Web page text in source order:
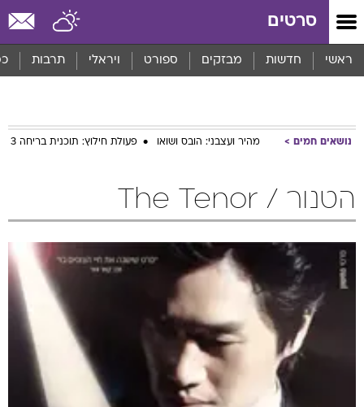
סרטים
ראשי חדשות מבזקים ספורט ויראלי תרבות
נושאים חמים מהיר ועצבני: הובס ושואו פעולת חילוץ: תוכנית בריחה 3
הטנור / The Tenor